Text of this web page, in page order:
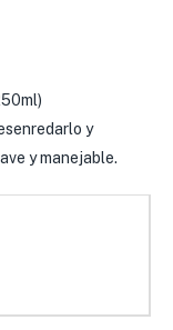
y
y manejable.